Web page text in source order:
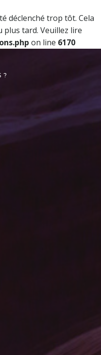
déclenché trop tôt. Cela
plus tard. Veuillez lire
on line 6170
?